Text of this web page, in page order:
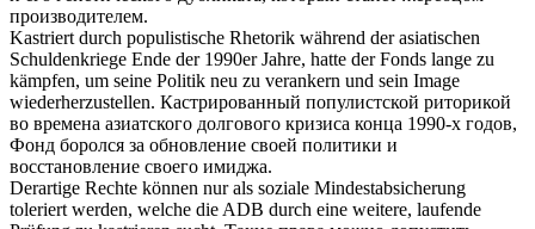
производителем.
Kastriert durch populistische Rhetorik während der asiatischen
Schuldenkriege Ende der 1990er Jahre, hatte der Fonds lange zu
kämpfen, um seine Politik neu zu verankern und sein Image
wiederherzustellen. Кастрированный популистской риторикой
во времена азиатского долгового кризиса конца 1990-х годов,
Фонд боролся за обновление своей политики и
восстановление своего имиджа.
Derartige Rechte können nur als soziale Mindestabsicherung
toleriert werden, welche die ADB durch eine weitere, laufende